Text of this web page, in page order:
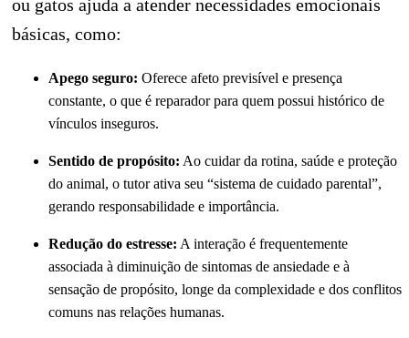
ou gatos ajuda a atender necessidades emocionais
básicas, como:
Apego seguro: Oferece afeto previsível e presença
constante, o que é reparador para quem possui histórico de
vínculos inseguros.
Sentido de propósito: Ao cuidar da rotina, saúde e proteção
do animal, o tutor ativa seu “sistema de cuidado parental”,
gerando responsabilidade e importância.
Redução do estresse: A interação é frequentemente
associada à diminuição de sintomas de ansiedade e à
sensação de propósito, longe da complexidade e dos conflitos
comuns nas relações humanas.